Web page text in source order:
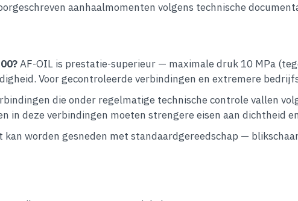
aanhaalmomenten volgens technische
AF-OIL is prestatie-superieur — maximale druk 10 MPa
Voor gecontroleerde verbindingen en extremere
die onder regelmatige technische controle vallen
in deze verbindingen moeten strengere eisen aan dichtheid
kan worden gesneden met standaardgereedschap —